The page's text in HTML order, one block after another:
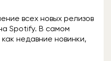
всех новых релизов
Spotify. В самом
недавние новинки,